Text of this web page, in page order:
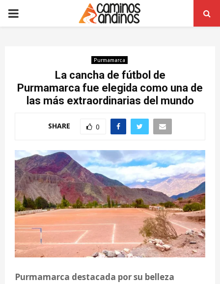
PRIMARY
Purmamarca
La cancha de fútbol de
Purmamarca fue elegida como una de
las más extraordinarias del mundo
SHARE 0
Purmamarca destacada por su belleza